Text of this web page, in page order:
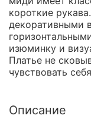
короткие
декоративными
изюминку и
Платье не
чувствовать
Описание